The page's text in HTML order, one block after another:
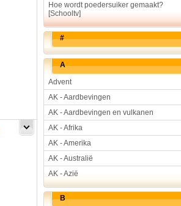
Hoe wordt poedersuiker gemaakt?
[Schooltv]
#
A
Advent
AK - Aardbevingen
AK - Aardbevingen en vulkanen
AK - Afrika
AK - Amerika
AK - Australië
AK - Azië
B